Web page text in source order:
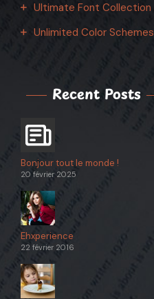
Ultimate Font Collection
Unlimited Color Schemes
Recent Posts
Bonjour tout le monde !
20 février 2025
Ehxperience
22 février 2016